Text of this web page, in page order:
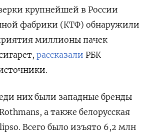
крупнейшей в России
фабрики (КТФ) обнаружили
миллионы пачек
рассказали РБК
них были западные бренды
а также белорусская
Всего было изъято 6,2 млн